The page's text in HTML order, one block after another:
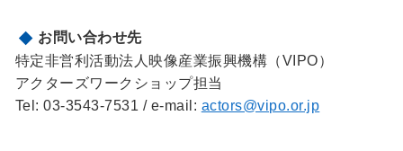
お問い合わせ先
特定非営利活動法人映像産業振興機構（VIPO）
アクターズワークショップ担当
Tel: 03-3543-7531 / e-mail: actors@vipo.or.jp